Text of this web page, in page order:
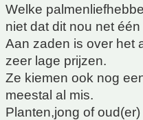
Welke
niet dat dit nou net
Aan zaden is over het
zeer lage prijzen.
Ze kiemen ook nog
meestal al mis.
Planten,jong of